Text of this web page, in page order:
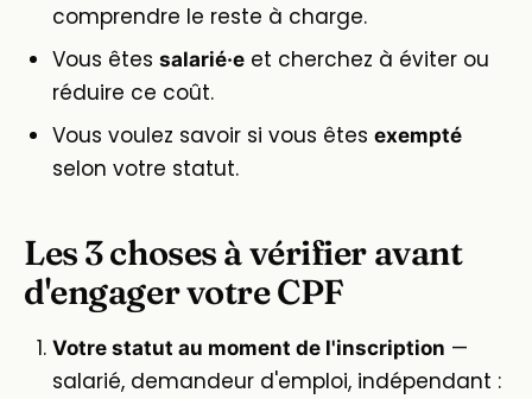
comprendre le reste à charge.
Vous êtes salarié·e et cherchez à éviter ou
réduire ce coût.
Vous voulez savoir si vous êtes exempté
selon votre statut.
Les 3 choses à vérifier avant
d'engager votre CPF
Votre statut au moment de l'inscription —
salarié, demandeur d'emploi, indépendant :